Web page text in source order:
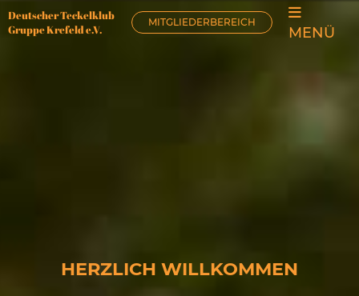
Deutscher Teckelklub
Gruppe Krefeld e.V.
MITGLIEDERBEREICH
MENÜ
HERZLICH WILLKOMMEN